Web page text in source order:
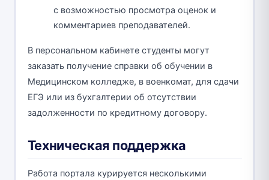
с возможностью просмотра оценок и
комментариев преподавателей.
В персональном кабинете студенты могут
заказать получение справки об обучении в
Медицинском колледже, в военкомат, для сдачи
ЕГЭ или из бухгалтерии об отсутствии
задолженности по кредитному договору.
Техническая поддержка
Работа портала курируется несколькими